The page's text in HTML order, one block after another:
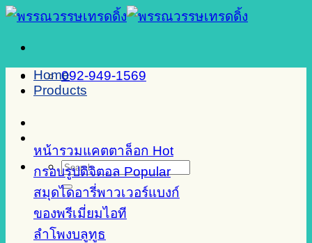
Skip
content
092-949-1569
Search
for:
Home
Products
หน้ารวมแคตตาล็อก
กรอบรูปดิจิตอล
สมุดไดอารี่พาวเวอร์แบงก์
ของพรีเมี่ยมไอที
ลำโพงบลูทูธ